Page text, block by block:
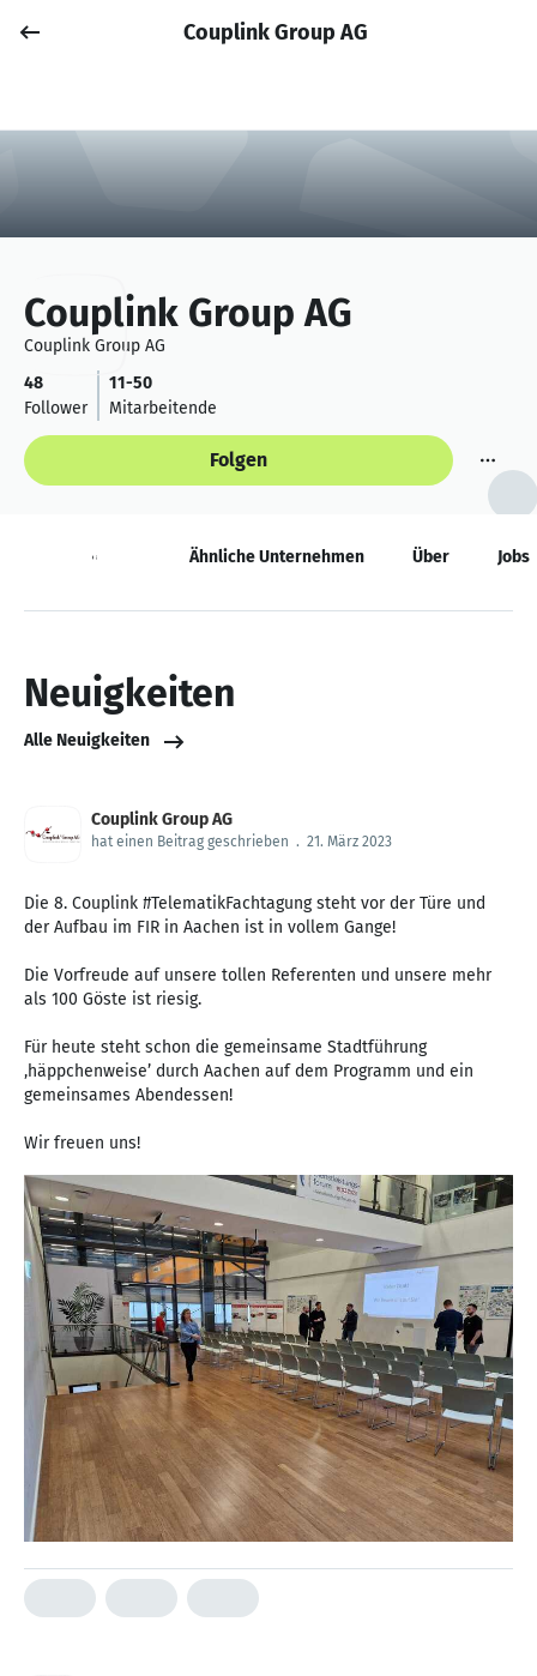
Anmelden
Couplink Group AG
Couplink Group AG
Couplink Group AG
48
Follower
11-50
Mitarbeitende
Folgen
Neuigkeiten Ähnliche Unternehmen Über Jobs
Neuigkeiten
Alle Neuigkeiten
Couplink Group AG
hat einen Beitrag geschrieben . 21. März 2023
Die 8. Couplink #TelematikFachtagung steht vor der Türe und
der Aufbau im FIR in Aachen ist in vollem Gange!
Die Vorfreude auf unsere tollen Referenten und unsere mehr
als 100 Göste ist riesig.
Für heute steht schon die gemeinsame Stadtführung
‚häppchenweise’ durch Aachen auf dem Programm und ein
gemeinsames Abendessen!
Wir freuen uns!